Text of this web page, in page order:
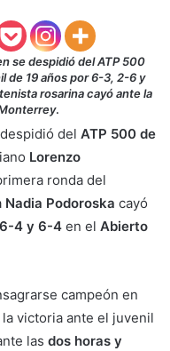
se despidió del ATP 500
de 19 años por 6-3, 2-6 y
rosarina cayó ante la
.
del ATP 500 de
Lorenzo
ronda del
Nadia Podoroska cayó
6-4 y 6-4 en el Abierto
campeón en
victoria ante el juvenil
las dos horas y